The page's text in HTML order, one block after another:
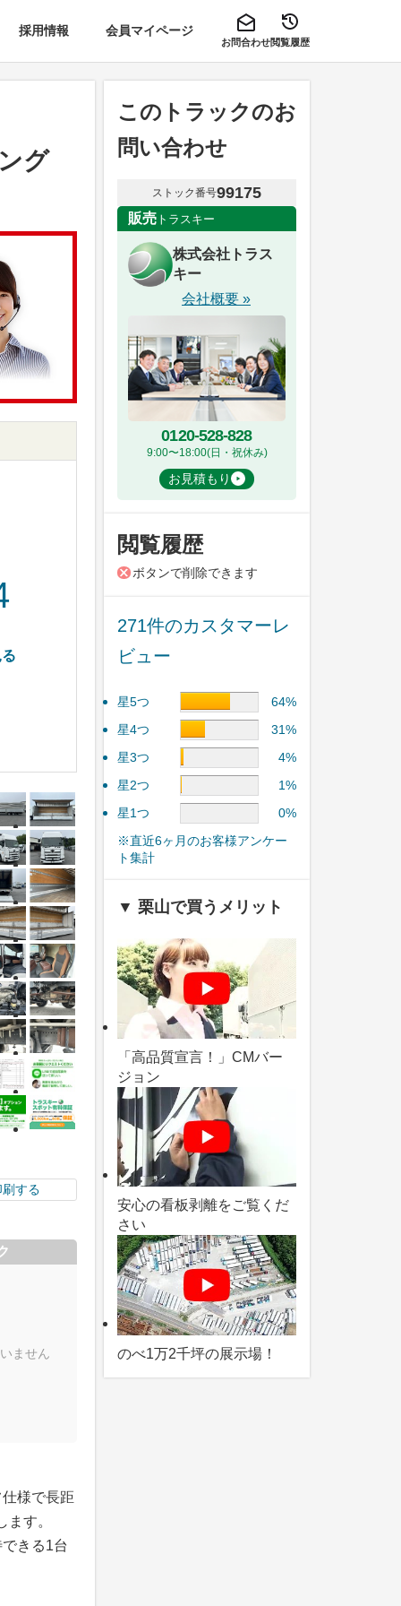
採用情報 会員マイページ
お問合わせ閲覧履歴
グ
刷する
ません
様で長距
す。
きる1台
このトラックのお
問い合わせ
ストック番号99175
販売 トラスキー
株式会社トラス
キー
会社概要 »
0120-528-828
9:00〜18:00(日・祝休み)
お見積もり
閲覧履歴
ボタンで削除できます
271件のカスタマーレ
ビュー
星5つ
64%
星4つ
31%
星3つ
4%
星2つ
1%
星1つ
0%
※直近6ヶ月のお客様アンケー
ト集計
▼ 栗山で買うメリット
「高品質宣言！」CMバー
ジョン
安心の看板剥離をご覧くだ
さい
のべ1万2千坪の展示場！